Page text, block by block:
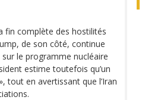
fin complète des hostilités
de son côté, continue
le programme nucléaire
estime toutefois qu’un
tout en avertissant que l’Iran